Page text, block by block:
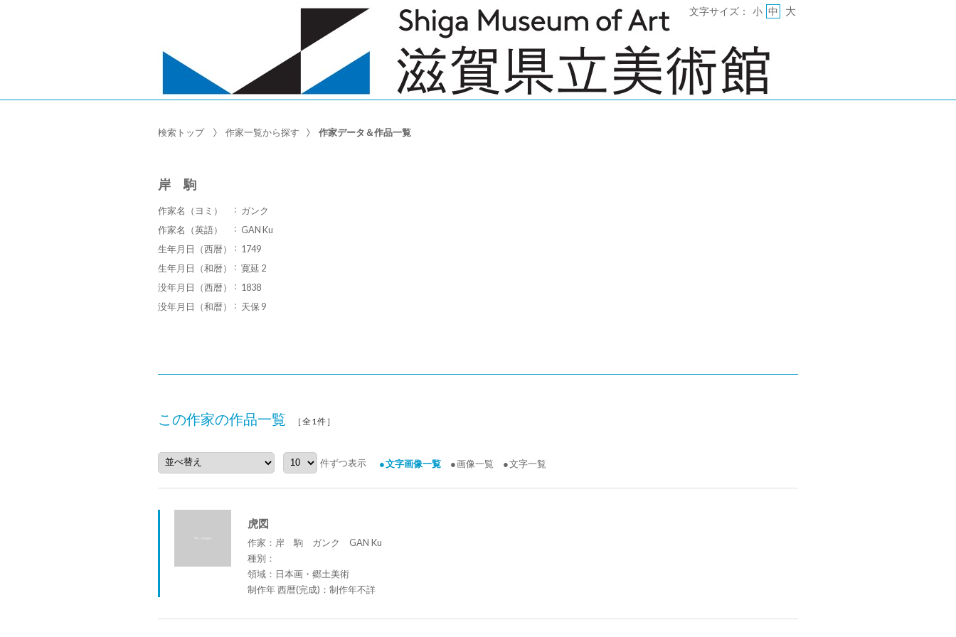
文字サイズ： 小 中 大
検索トップ 作家一覧から探す 作家データ＆作品一覧
岸 駒
作家名（ヨミ）
ガンク
作家名（英語）
GAN Ku
生年月日（西暦）
1749
生年月日（和暦）
寛延 2
没年月日（西暦）
1838
没年月日（和暦）
天保 9
この作家の作品一覧 ［全1件］
件ずつ表示 文字画像一覧 画像一覧 文字一覧
虎図
作家：岸 駒 ガンク GAN Ku
種別：
領域：日本画・郷土美術
制作年 西暦(完成)：制作年不詳